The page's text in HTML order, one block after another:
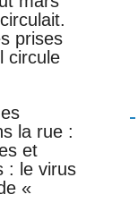
prises
circule
la rue :
et
: le virus
«